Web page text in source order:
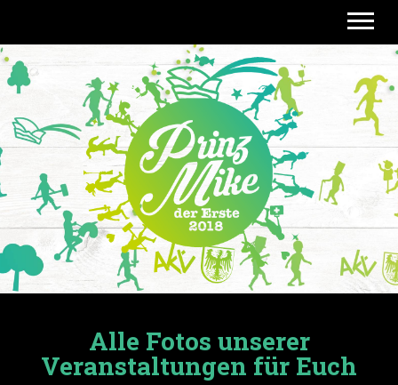
Alle Fotos unserer
Veranstaltungen für Euch